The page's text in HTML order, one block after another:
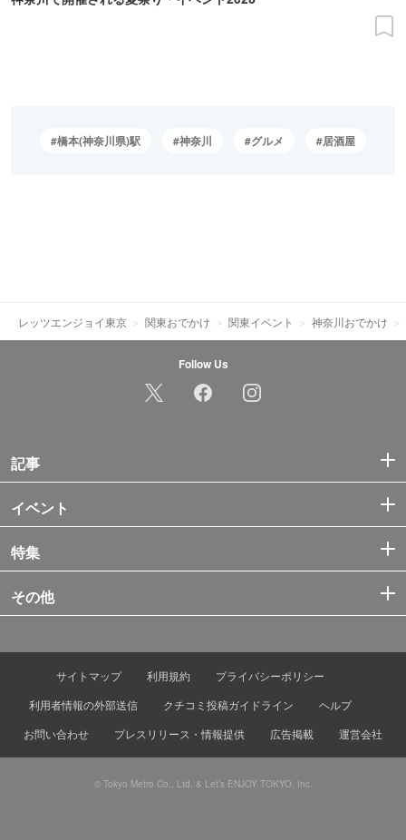
橋本(神奈川県)駅 神奈川 グルメ 居酒屋
レッツエンジョイ東京 関東おでかけ 関東イベント 神奈川おでかけ
Follow Us
記事
イベント
特集
その他
サイトマップ 利用規約
プライバシーポリシー
利用者情報の外部送信
クチコミ投稿ガイドライン
ヘルプ
お問い合わせ
プレスリリース・情報提供 広告掲載 運営会社
© Tokyo Metro Co., Ltd. & Let’s ENJOY TOKYO, Inc.